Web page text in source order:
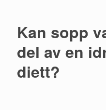
Kan sopp
del av en
diett?